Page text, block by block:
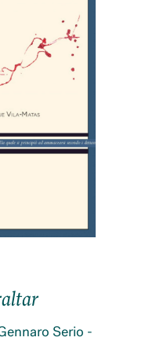
Serio -